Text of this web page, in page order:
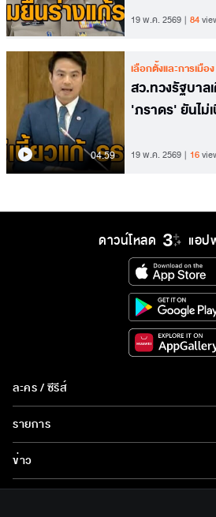
19 พ.ค. 2569 84
04.59
เลือกตั้งและการเมือง
สว.ทวงรัฐบา
'ภราดร' ยันไม่
19 พ.ค. 2569 16
ดาวน์โหลด แอป
ละคร / ซีรีส์
ละคร/ซีรีส์
ซีรีส์นานาชาติ
การ์ตูน & เกม
รายการ
รายการทั้งหมด
ข่าว
ข่าวทั้งหมด